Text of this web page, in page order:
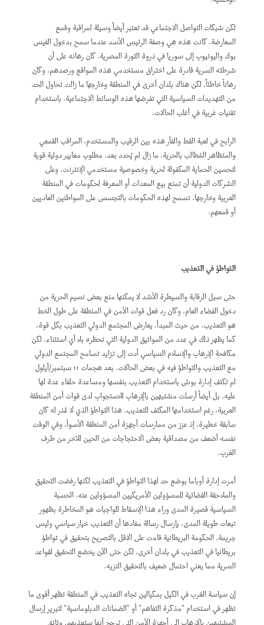
لكن شبكات التواصل الاجتماعي قد تعتبر أيضاً وسيلة لمراقبة وقمع
المعارضة. كانت هذه هي وصفة الرئيس الأسد عندما سمح بدخول الفيس
بوك واليوتيوب إلى سوريا في ذروة الثورة المصرية. كان رهانه على أن
شرطته السرية قادرة على اختراق مستخدمي هذه المواقع ورصدهم، وكان
رهاناً خاطئاً، لكن هناك بلدان أخرى في المنطقة وخارجها ما زالت تحاول الحد
من التهديدات السياسية التي تفرضها هذه الوسائط الاجتماعية، باستخدام
تقنيات غربية في أغلب الحالات.
الرابح في لعبة القط والفأر هذه بين الرقيب والمستخدم، المراقب القمعي
والمتظاهر المُطالب بالحرية، ما زال لم يُحدد بعد. مطلوب معايير دولية قوية
لتحسين الحماية المكفولة لحرية وخصوصية مستخدمي الإنترنت. وعلى
الشركات الدولية أن تمنع بيع المعدات أو المعرفة لحكومات في المنطقة
العربية وخارجها، تسمح لهذه الحكومات بالتجسس على المواطنين العاديين
أو قمعهم.
التواطؤ في التعذيب
حتى سبل الرقابة والسيطرة الأشد لا يمكنها منع بعض نسيم الحرية من
دخول الفضاء العام، وكان رد فعل قوات الأمن في المنطقة على طول الخط
هو التعذيب. من حيث المبدأ، يعارض المجتمع الدولي التعذيب بكل قوة،
كما يظهر ذلك في عدد من المواثيق الدولية التي تحظره بلا أي استثناء. لكن
مكافحة الإرهاب والإسلام السياسي أدت إلى تزايد تسامح المجتمع الدولي
مع التعذيب والتواطؤ فيه في بعض الحالات. بعد هجمات 11 سبتمبر/أيلول
لم تكتف إدارة بوش باستخدام التعذيب بنفسها ومساعدة حلفاء عدة لها
عليه، بل أيضاً أرسلت مشتبهين بالإرهاب للاستجواب لدى قوات أمن المنطقة
العربية، رغم استخدامها المكثف للتعذيب. هذا التواطؤ الذي لا عُذر له كان
سابقة خطيرة، إذ عزز من ممارسات أجهزة أمن المنطقة الأسوأ، وفي الوقت
نفسه أضعف من مصداقية بعض الاحتجاجات من الحين للآخر من طرف
الغرب.
أمرت إدارة أوباما بوضع حد لهذا التواطؤ في التعذيب لكنها رفضت التحقيق
والملاحقة القضائية للمسؤولين الأمريكيين المسؤولين عنه. الحسبة
السياسية قصيرة المدى وراء هذا الإسقاط للواجبات هو المخاطرة بظهور
تبعات طويلة المدى، بإرسال رسالة مفادها أن التعذيب خيار سياسي وليس
جريمة. الحكومة البريطانية قامت على الاقل بالتصريح بتحقيق في تواطؤ
بريطانيا في التعذيب في بلدان أخرى، لكن حتى الآن يخضع التحقيق لقواعد
السرية مما يعني احتمال ضعيف بالتحقيق النزيه.
إن سياسة الغرب في الكيل بمكيالين تجاه التعذيب في المنطقة تظهر أقوى ما
تظهر في استخدام "مذكرة التفاهم" أو "الضمانات الدبلوماسية" لتبرير إرسال